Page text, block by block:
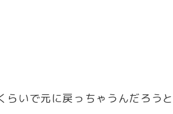
いで元に戻っちゃうんだろうと